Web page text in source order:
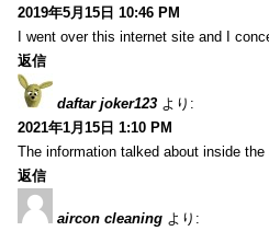
2019年5月15日 10:46 PM
I went over this internet site and I
返信
daftar joker123 より:
2021年1月15日 1:10 PM
The information talked about inside
返信
aircon cleaning より: